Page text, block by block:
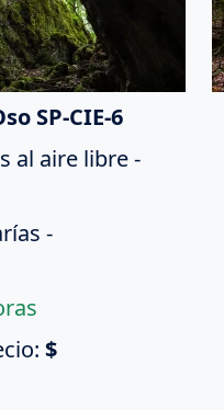
SP-CIE-6
al aire libre -
-
$